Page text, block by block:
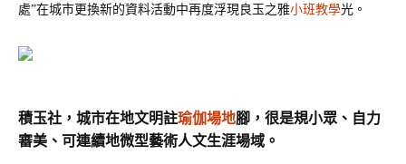
處”在城市更換新的資料活動中再度浮現良玉之雅小班教學光。
積玉社，城市在地文明註瑜伽場地腳， 很是規小眾、自力
審美、可連續地微型藝術人文生涯場域。